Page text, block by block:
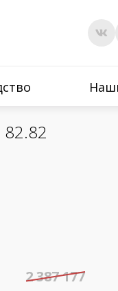
2 387 177